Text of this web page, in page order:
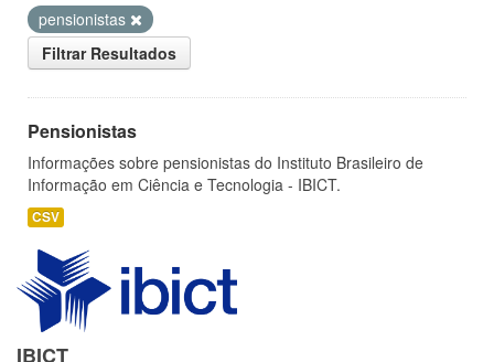
pensionistas
Filtrar Resultados
Pensionistas
Informações sobre pensionistas do Instituto Brasileiro de
Informação em Ciência e Tecnologia - IBICT.
CSV
IBICT